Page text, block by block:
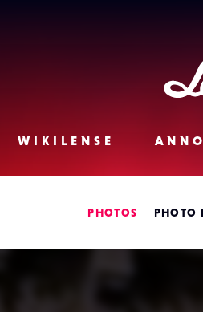
WIKILENSE
PHOTOS PHOTO